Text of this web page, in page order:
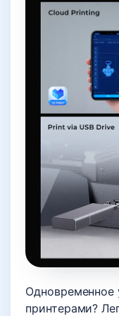
Одновременное
принтерами?